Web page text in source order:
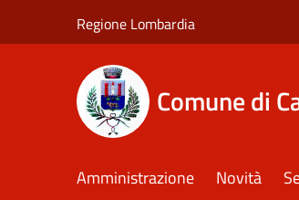
Regione Lombardia
Comune di
Amministrazione Novità